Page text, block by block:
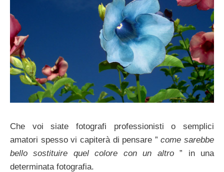
Che voi siate fotografi professionisti o semplici
amatori spesso vi capiterà di pensare ”come sarebbe
bello sostituire quel colore con un altro” in una
determinata fotografia.